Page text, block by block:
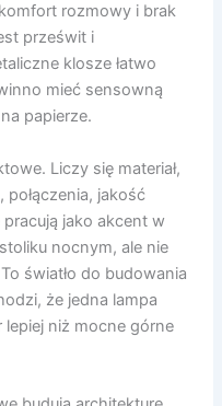
rozmowy i brak
prześwit i
klosze łatwo
mieć sensowną
papierze.
Liczy się materiał,
jakość
jako akcent w
nocnym, ale nie
światło do budowania
że jedna lampa
niż mocne górne